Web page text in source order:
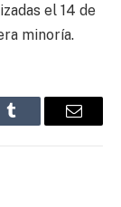
el 14 de
minoría.
Tumblr Email